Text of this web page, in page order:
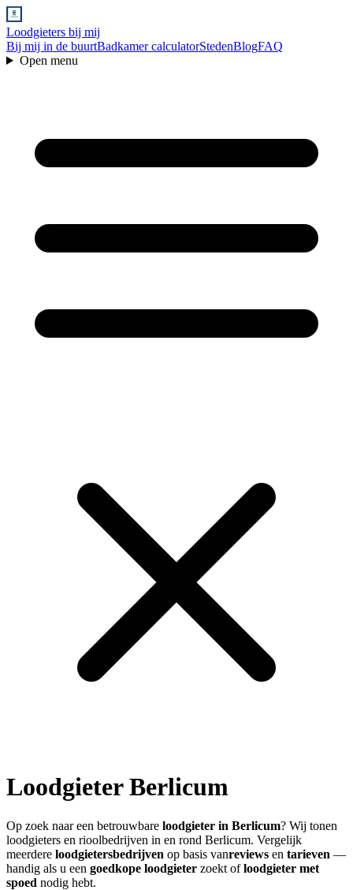
Loodgieters bij mij
Bij mij in de buurtBadkamer calculatorStedenBlogFAQ
Open menu
LoodgieterBerlicum
Op zoek naar een betrouwbare loodgieter in Berlicum? Wij tonen
loodgieters en rioolbedrijven in en rond Berlicum. Vergelijk
meerdere loodgietersbedrijven op basis vanreviews en tarieven —
handig als u een goedkope loodgieter zoekt ofloodgieter met
spoed nodig hebt.